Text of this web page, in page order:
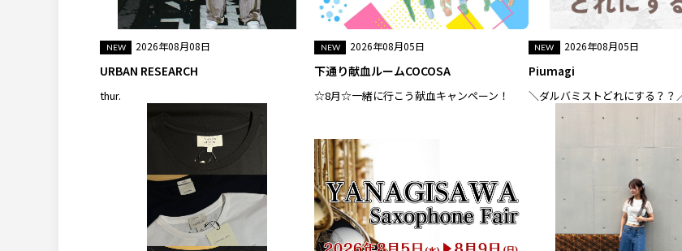
2026年08月08日
URBAN RESEARCH
thur.
2026年08月05日
下通り献血ルームCOCOSA
☆8月☆一緒に行こう献血キャンペーン！
2026年08月05日
Piumagi
＼ダルバミストどれにする？？